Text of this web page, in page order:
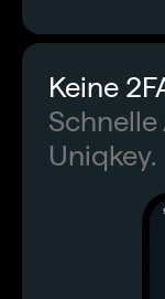
Keine
Uniqkey.